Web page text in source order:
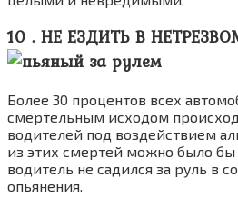
10 . НЕ ЕЗДИТЬ В
Более 30 процентов всех
смертельным исходом
водителей под воздействием
из этих смертей можно было бы
водитель не садился за руль в
опьянения.